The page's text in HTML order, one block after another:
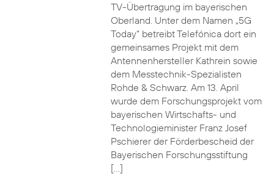
TV-Übertragung im bayerischen
Oberland. Unter dem Namen „5G
Today“ betreibt Telefónica dort ein
gemeinsames Projekt mit dem
Antennenhersteller Kathrein sowie
dem Messtechnik-Spezialisten
Rohde & Schwarz. Am 13. April
wurde dem Forschungsprojekt vom
bayerischen Wirtschafts- und
Technologieminister Franz Josef
Pschierer der Förderbescheid der
Bayerischen Forschungsstiftung
[…]